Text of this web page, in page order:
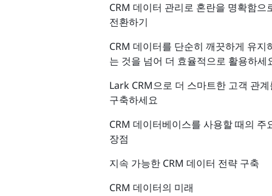
CRM 데이터 관리로 혼란을 명확함으
전환하기
CRM 데이터를 단순히 깨끗하게 유지
는 것을 넘어 더 효율적으로 활용하세
Lark CRM으로 더 스마트한 고객 관계
구축하세요
CRM 데이터베이스를 사용할 때의 주
장점
지속 가능한 CRM 데이터 전략 구축
CRM 데이터의 미래